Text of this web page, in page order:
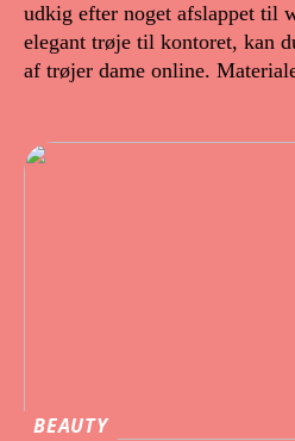
udkig efter noget afslappet til
elegant trøje til kontoret, kan
af trøjer dame online.
BEAUTY